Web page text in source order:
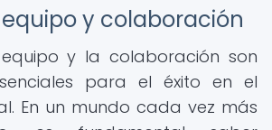
y colaboración
y la colaboración son
para el éxito en el
En un mundo cada vez más